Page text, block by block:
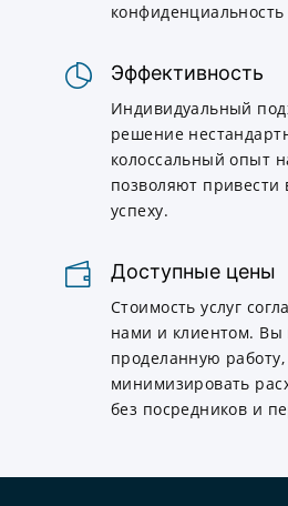
Эффективность
Индивидуальный
решение
колоссальный опыт
позволяют привести
успеху.
Доступные цены
Стоимость услуг
нами и клиентом. Вы
проделанную работу,
минимизировать
без посредников и